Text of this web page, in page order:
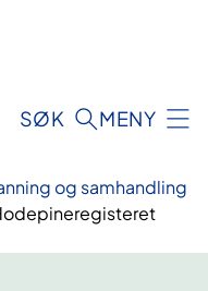
SØK MENY
og samhandling